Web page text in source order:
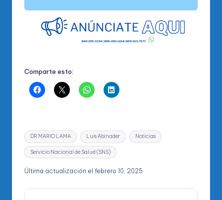
Comparte esto:
Etiquetas:
DR MARIO LAMA Luis Abinader Noticias
Servicio Nacional de Salud (SNS)
Última actualización el febrero 10, 2025